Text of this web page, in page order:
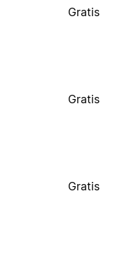
Gratis
Gratis
Gratis